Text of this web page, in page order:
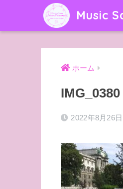
Music
ホーム
IMG_0380
2022年8月26日